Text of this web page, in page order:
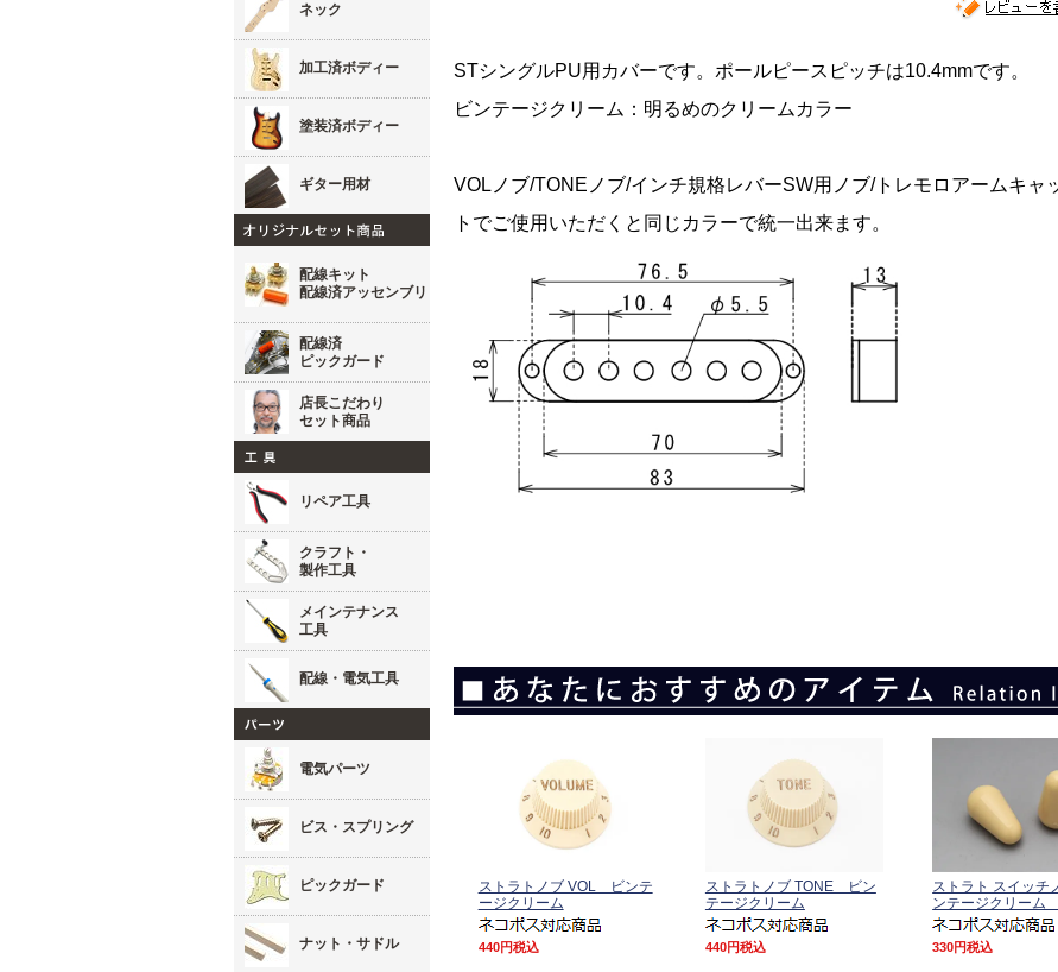
ネック
加工済ボディー
塗装済ボディー
ギター用材
配線キット
配線済アッセンブリ
配線済
ピックガード
店長こだわり
セット商品
リペア工具
クラフト・
製作工具
メインテナンス
工具
配線・電気工具
電気パーツ
ビス・スプリング
ピックガード
ナット・サドル
STシングルPU用カバーです。ポールピースピッチは10.4mmです。
ビンテージクリーム：明るめのクリームカラー
VOLノブ/TONEノブ/インチ規格レバーSW用ノブ/トレモロアームキャ
トでご使用いただくと同じカラーで統一出来ます。
ストラトノブ VOL ビンテ
ージクリーム
440 税込
ストラトノブ TONE ビン
テージクリーム
440 税込
ストラト スイッ
ンテージクリーム
330 税込